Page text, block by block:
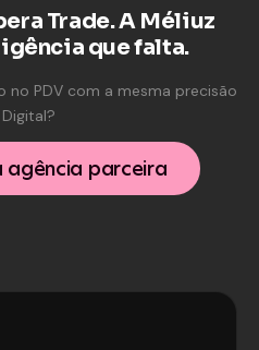
Trade. A Méliuz
que falta.
no PDV com a mesma precisão
agência parceira